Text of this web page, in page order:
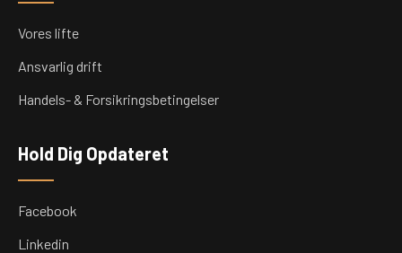
Vores lifte
Ansvarlig drift
Handels- & Forsikringsbetingelser
Hold Dig Opdateret
Facebook
Linkedin